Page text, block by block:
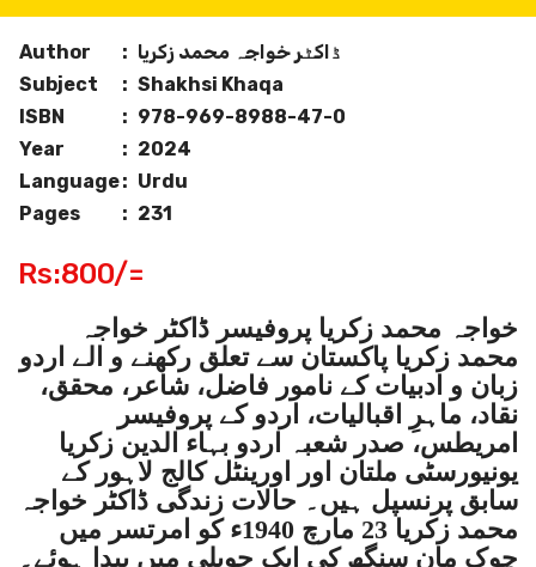
Author :
Subject
: Shakhsi Khaqa
ISBN
: 978-969-8988-47-0
Year
: 2024
Language: Urdu
Pages
: 231
Rs:800/=
خواجہ محمد زکریا پروفیسر ڈاکٹر خواجہ
محمد زکریا پاکستان سے تعلق رکھنے و الے اردو
زبان و ادبیات کے نامور فاضل، شاعر، محقق،
نقاد، ماہرِ اقبالیات، اردو کے پروفیسر
امریطس، صدر شعبہ اردو بہاء الدین زکریا
یونیورسٹی ملتان اور اورینٹل کالج لاہور کے
سابق پرنسپل ہیں۔ حالات زندگی ڈاکٹر خواجہ
محمد زکریا 23 مارچ 1940ء کو امرتسر میں
چوک مان سنگھ کی ایک حویلی میں پیدا ہوئے۔